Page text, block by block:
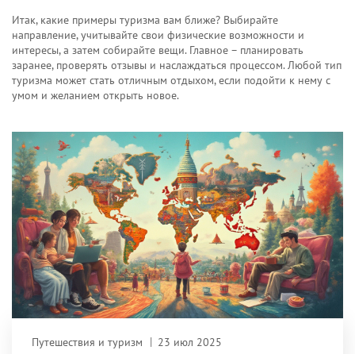
Итак, какие примеры туризма вам ближе? Выбирайте
направление, учитывайте свои физические возможности и
интересы, а затем собирайте вещи. Главное – планировать
заранее, проверять отзывы и наслаждаться процессом. Любой тип
туризма может стать отличным отдыхом, если подойти к нему с
умом и желанием открыть новое.
Путешествия и туризм 23 июл 2025